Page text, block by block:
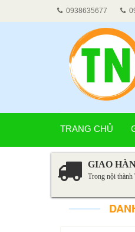
0938635677
TRANG CHỦ
GIAO
Trong nội thành